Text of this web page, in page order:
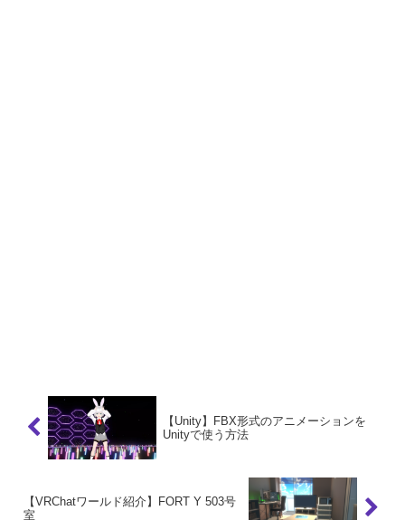
【Unity】FBX形式のアニメーションを
Unityで使う方法
【VRChatワールド紹介】FORT Y 503号
室